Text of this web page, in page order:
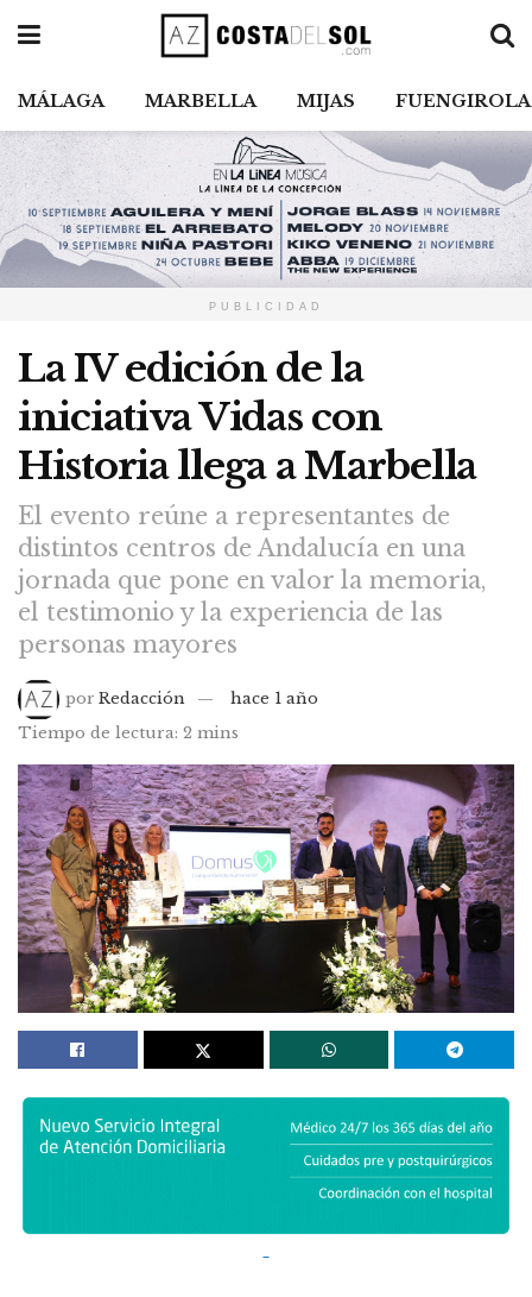
MÁLAGA MARBELLA MIJAS FUENGIROLA
PUBLICIDAD
La IV edición de la
iniciativa Vidas con
Historia llega a Marbella
El evento reúne a representantes de
distintos centros de Andalucía en una
jornada que pone en valor la memoria,
el testimonio y la experiencia de las
personas mayores
por Redacción
hace 1 año
Tiempo de lectura: 2 mins